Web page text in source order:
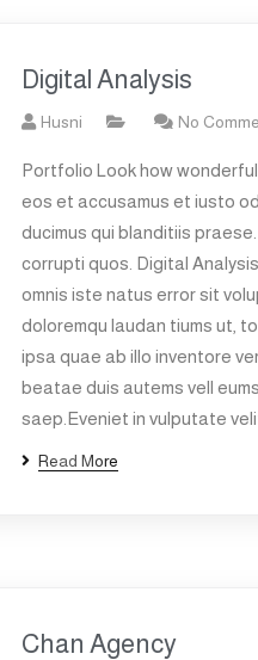
Digital Analysis
Husni No
Portfolio Look how
eos et accusamus et iusto
ducimus qui blanditiis
corrupti quos. Digital
omnis iste natus error sit
doloremqu laudan tiums ut,
ipsa quae ab illo inventore
beatae duis autems vell
saep.Eveniet in vulputate
Read More
Chan Agency